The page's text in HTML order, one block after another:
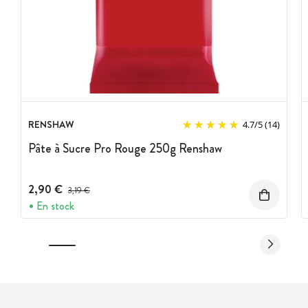
RENSHAW 4.7/5(14)
Pâte à Sucre Pro Rouge 250g Renshaw
2,90 € Prix avant réduction :
3,19 €
En stock